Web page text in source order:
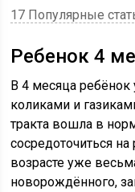
17 Популярные
Ребенок 4
В 4 месяца ребёнок
коликами и
тракта вошла в
сосредоточиться
возрасте уже
новорождённого,